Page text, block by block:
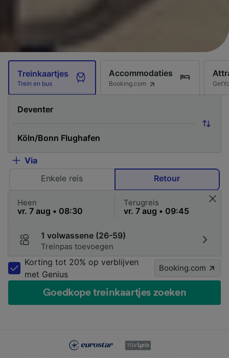
Treinkaartjes
Trein en bus
Accommodaties
Booking.com
Via
Enkele reis
Retour
Heen Terugreis
1 volwassene (26-59)
Treinpas toevoegen
Korting tot 20% op verblijven
met Genius
Booking.com
Goedkope treinkaartjes zoeken